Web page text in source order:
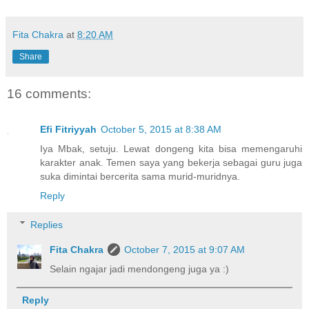
Fita Chakra at 8:20 AM
Share
16 comments:
Efi Fitriyyah October 5, 2015 at 8:38 AM
Iya Mbak, setuju. Lewat dongeng kita bisa memengaruhi
karakter anak. Temen saya yang bekerja sebagai guru juga
suka dimintai bercerita sama murid-muridnya.
Reply
Replies
Fita Chakra
October 7, 2015 at 9:07 AM
Selain ngajar jadi mendongeng juga ya :)
Reply